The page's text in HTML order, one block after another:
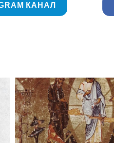
КАНАЛ